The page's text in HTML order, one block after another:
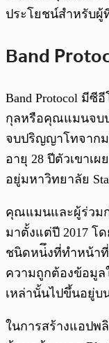
ประโยชน์สำหรับผู้
Band
Band Protocol มี
กุลหรือคุณแมนจบ
จบปริญญาโทจากม
อายุ 28 ปีตัวเขาเผ
อยู่มหาวิทยาลัย
คุณแมนและผู้ร่วมก่
มาตั้งแต่ปี 2017 โด
ชนิดหน่ึงที่ทำหน้าที่
ความถูกต้องข้อมู
เหล่านั้นไปขึ้นอยู่บ
ในการสร้างแอปพ